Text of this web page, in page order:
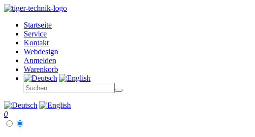
Startseite
Service
Kontakt
Webdesign
Anmelden
Warenkorb
0